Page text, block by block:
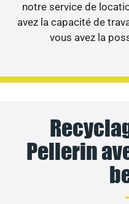
notre service de
avez la capacité de
vous avez la
Pellerin